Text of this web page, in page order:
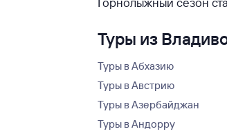
Туры из
Туры в Абхазию
Туры в Австрию
Туры в Азербайджан
Туры в Андорру